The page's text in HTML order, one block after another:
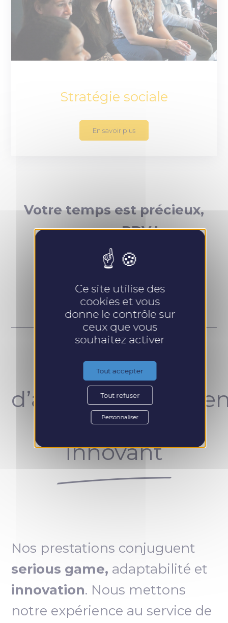
Stratégie sociale
En savoir plus
Votre temps est précieux,
prenez RDV !
Un concept
unique et
innovant
Nos prestations conjuguent
serious game, adaptabilité et
innovation. Nous mettons
notre expérience au service de
Ce site utilise des
cookies et vous
donne le contrôle sur
ceux que vous
souhaitez activer
Tout accepter
Tout refuser
Personnaliser